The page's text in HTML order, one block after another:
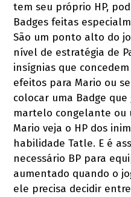
tem seu próprio HP,
Badges feitas
São um ponto alto do
nível de estratégia de
insígnias que
efeitos para Mario ou
colocar uma Badge
martelo congelante ou
Mario veja o HP dos
habilidade Tatle. E é
necessário BP para
aumentado quando o
ele precisa decidir